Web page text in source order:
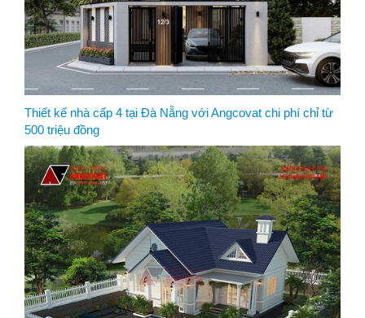
Thiết kế nhà cấp 4 tại Đà Nẵng với Angcovat chi phí chỉ từ
500 triệu đồng